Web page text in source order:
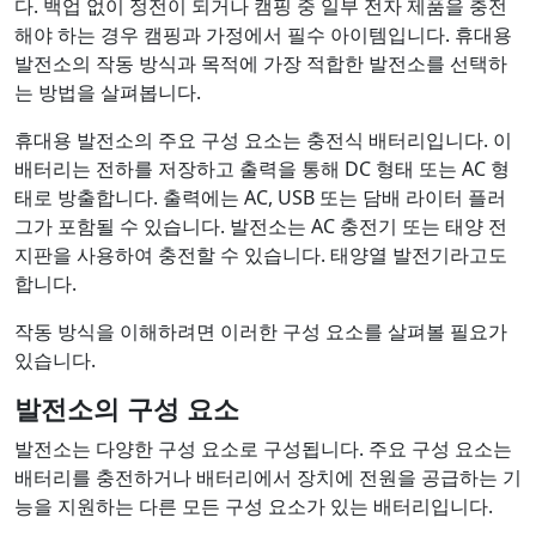
다. 백업 없이 정전이 되거나 캠핑 중 일부 전자 제품을 충전
해야 하는 경우 캠핑과 가정에서 필수 아이템입니다. 휴대용
발전소의 작동 방식과 목적에 가장 적합한 발전소를 선택하
는 방법을 살펴봅니다.
휴대용 발전소의 주요 구성 요소는 충전식 배터리입니다. 이
배터리는 전하를 저장하고 출력을 통해 DC 형태 또는 AC 형
태로 방출합니다. 출력에는 AC, USB 또는 담배 라이터 플러
그가 포함될 수 있습니다. 발전소는 AC 충전기 또는 태양 전
지판을 사용하여 충전할 수 있습니다. 태양열 발전기라고도
합니다.
작동 방식을 이해하려면 이러한 구성 요소를 살펴볼 필요가
있습니다.
발전소의 구성 요소
발전소는 다양한 구성 요소로 구성됩니다. 주요 구성 요소는
배터리를 충전하거나 배터리에서 장치에 전원을 공급하는 기
능을 지원하는 다른 모든 구성 요소가 있는 배터리입니다.